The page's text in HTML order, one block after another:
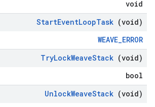
void
StartEventLoopTask (void)
WEAVE_ERROR
TryLockWeaveStack (void)
bool
UnlockWeaveStack (void)